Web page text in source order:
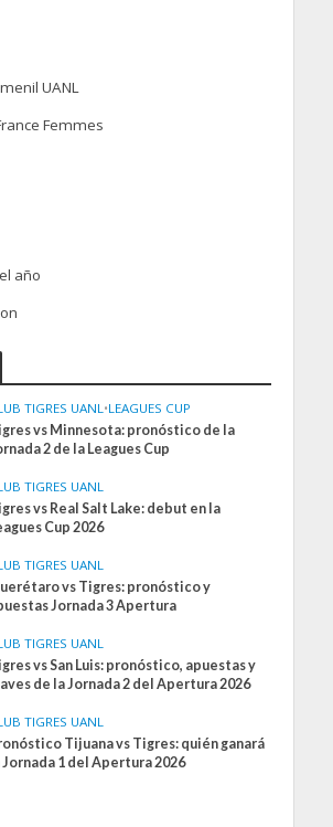
UANL
Femmes
año
TIGRES UANL •LEAGUES CUP
vs Minnesota: pronóstico de la
2 de la Leagues Cup
TIGRES UANL
vs Real Salt Lake: debut en la
Cup 2026
TIGRES UANL
vs Tigres: pronóstico y
Jornada 3 Apertura
TIGRES UANL
vs San Luis: pronóstico, apuestas y
de la Jornada 2 del Apertura 2026
TIGRES UANL
Tijuana vs Tigres: quién ganará
Jornada 1 del Apertura 2026